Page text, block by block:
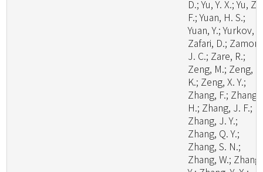
D.; Yu, Y. X.; Yu, Z.
F.; Yuan, H. S.;
Yuan, Y.; Yurkov,
Zafari, D.;
J. C.; Zare, R.;
Zeng, M.; Zeng,
K.; Zeng, X. Y.;
Zhang, F.; Zhang,
H.; Zhang, J. F.;
Zhang, J. Y.;
Zhang, Q. Y.;
Zhang, S. N.;
Zhang, W.; Zhang,